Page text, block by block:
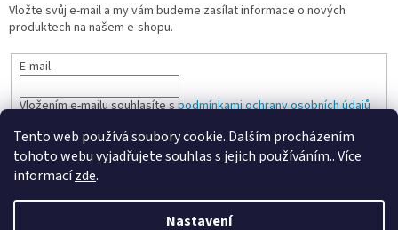
Tento web používá soubory cookie. Dalším procházením
tohoto webu vyjadřujete souhlas s jejich používáním.. Více
informacízde.
Nastavení
Vložte svůj e-mail a my vám budeme zasílat informace o nových
produktech na našem e-shopu.
E-mail
Vložením e-mailu souhlasíte spodmínkami ochrany osobních údajů
PŘIHLÁSIT SE
Vytvořil Shoptet